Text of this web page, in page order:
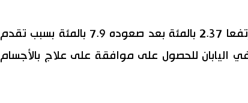
وأغلق سهم تشوجاي للأدوية مرتفعا 2.37 بالمئة بعد صعوده 7.9 بالمئة بسبب تقدم
اليابان للحصول على موافقة على علاج بالأجسام